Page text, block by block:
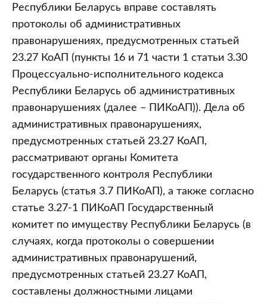
Кодекса
Республики
Беларусь
об
административных
правонарушениях)
Республики Беларусь вправе составлять
протоколы об административных
правонарушениях, предусмотренных статьей
23.27 КоАП (пункты 16 и 71 части 1 статьи 3.30
Процессуально-исполнительного кодекса
Республики Беларусь об административных
правонарушениях (далее – ПИКоАП)). Дела об
административных правонарушениях,
предусмотренных статьей 23.27 КоАП,
рассматривают органы Комитета
государственного контроля Республики
Беларусь (статья 3.7 ПИКоАП), а также согласно
статье 3.27-1 ПИКоАП Государственный
комитет по имуществу Республики Беларусь (в
случаях, когда протоколы о совершении
административных правонарушений,
предусмотренных статьей 23.27 КоАП,
составлены должностными лицами